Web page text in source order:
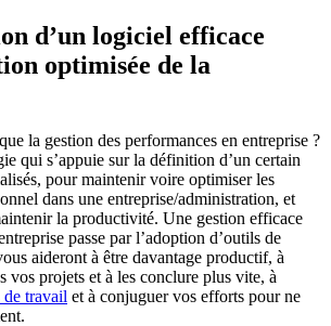
d’un logiciel efficace
optimisée de la
la gestion des performances en entreprise ?
qui s’appuie sur la définition d’un certain
pour maintenir voire optimiser les
dans une entreprise/administration, et
la productivité. Une gestion efficace
passe par l’adoption d’outils de
aideront à être davantage productif, à
vos projets et à les conclure plus vite, à
travail et à conjuguer vos efforts pour ne